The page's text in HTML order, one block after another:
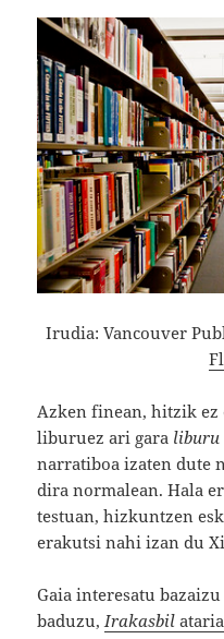
Irudia: Vancouver
Azken finean, hitzik
liburuez ari gara
narratiboa izaten dute
dira normalean. Hala
testuan, hizkuntzen
erakutsi nahi izan du
Gaia interesatu
baduzu, Irakasbil